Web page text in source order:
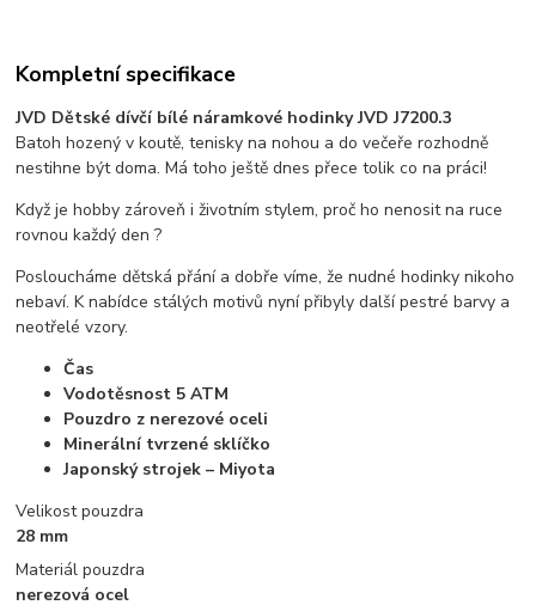
Kompletní specifikace
JVD Dětské dívčí bílé náramkové hodinky JVD J7200.3
Batoh hozený v koutě, tenisky na nohou a do večeře rozhodně
nestihne být doma. Má toho ještě dnes přece tolik co na práci!
Když je hobby zároveň i životním stylem, proč ho nenosit na ruce
rovnou každý den ?
Posloucháme dětská přání a dobře víme, že nudné hodinky nikoho
nebaví. K nabídce stálých motivů nyní přibyly další pestré barvy a
neotřelé vzory.
Čas
Vodotěsnost 5 ATM
Pouzdro z nerezové oceli
Minerální tvrzené sklíčko
Japonský strojek – Miyota
Velikost pouzdra
28 mm
Materiál pouzdra
nerezová ocel